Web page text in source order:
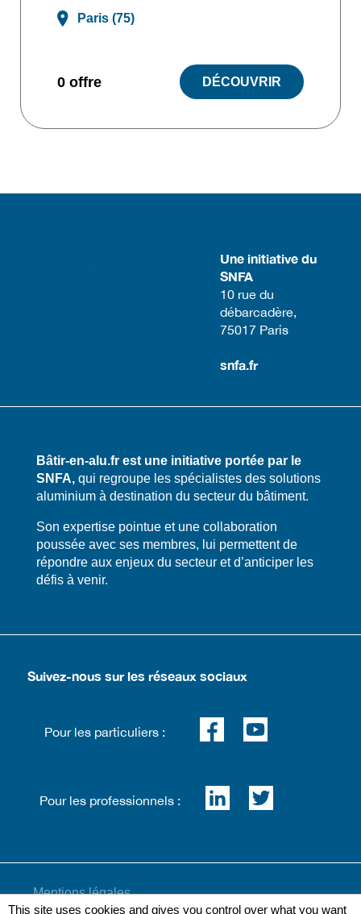
Paris (75)
0 offre DÉCOUVRIR
Une initiative du
SNFA
​10 rue du
débarcadère,
75017 Paris​
snfa.fr
Bâtir-en-alu.fr est une initiative portée par le
SNFA,qui regroupe les spécialistes des solutions
aluminium à destination du secteur du bâtiment.
​​Son expertise pointue et une collaboration
poussée avec ses membres, lui permettent de
répondre aux enjeux du secteur et d’anticiper les
défis à venir.
Suivez-nous sur les réseaux sociaux
Pour les particuliers :
Pour les professionnels :
Mentions légales
This site uses cookies and gives you control over what you want